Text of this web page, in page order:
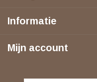
Informatie
Mijn account